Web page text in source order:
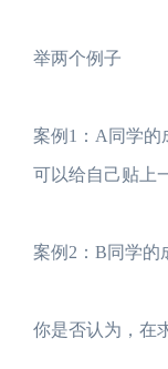
举两个例子
案例1：A同学的
可以给自己贴上
案例2：B同学的
你是否认为，在